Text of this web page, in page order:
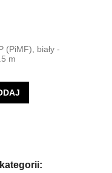
(PiMF), biały -
m